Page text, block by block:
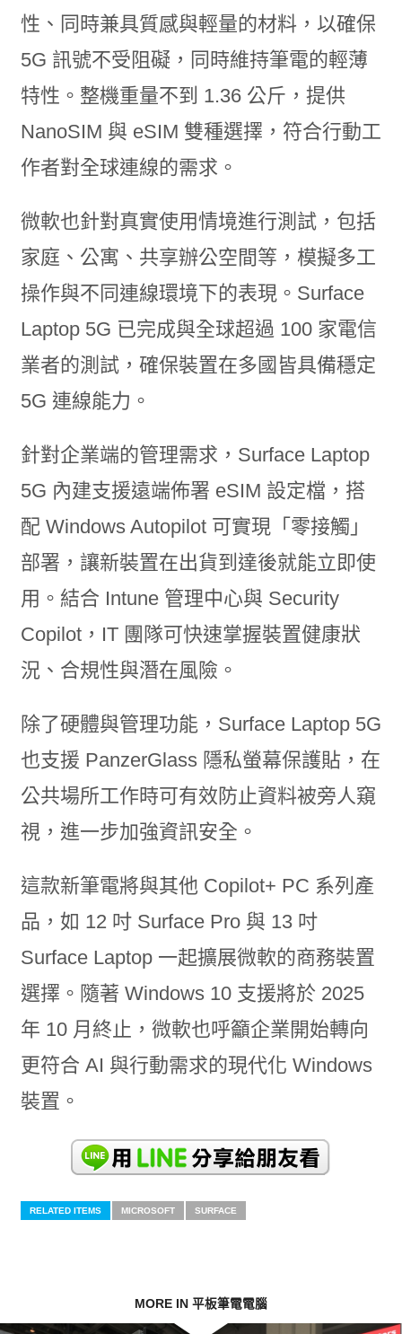
性、同時兼具質感與輕量的材料，以確保
5G 訊號不受阻礙，同時維持筆電的輕薄
特性。整機重量不到 1.36 公斤，提供
NanoSIM 與 eSIM 雙種選擇，符合行動工
作者對全球連線的需求。
微軟也針對真實使用情境進行測試，包括
家庭、公寓、共享辦公空間等，模擬多工
操作與不同連線環境下的表現。Surface
Laptop 5G 已完成與全球超過 100 家電信
業者的測試，確保裝置在多國皆具備穩定
5G 連線能力。
針對企業端的管理需求，Surface Laptop
5G 內建支援遠端佈署 eSIM 設定檔，搭
配 Windows Autopilot 可實現「零接觸」
部署，讓新裝置在出貨到達後就能立即使
用。結合 Intune 管理中心與 Security
Copilot，IT 團隊可快速掌握裝置健康狀
況、合規性與潛在風險。
除了硬體與管理功能，Surface Laptop 5G
也支援 PanzerGlass 隱私螢幕保護貼，在
公共場所工作時可有效防止資料被旁人窺
視，進一步加強資訊安全。
這款新筆電將與其他 Copilot+ PC 系列產
品，如 12 吋 Surface Pro 與 13 吋
Surface Laptop 一起擴展微軟的商務裝置
選擇。隨著 Windows 10 支援將於 2025
年 10 月終止，微軟也呼籲企業開始轉向
更符合 AI 與行動需求的現代化 Windows
裝置。
RELATED ITEMS MICROSOFT SURFACE
MORE IN 平板筆電電腦